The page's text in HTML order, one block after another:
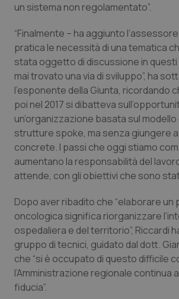
Valle D’Aosta
Veneto
Oncodermatologia
Oncoematologia
Oncologia & Nutrizione
Psoriasi & pelle
Quotidiano Cardiologia
Quotidiano Chirurgia
Quotidiano Oncologia
Quotidiano Pediatria
un sistema non regolamentato”.
“Finalmente – ha aggiunto
pratica le necessità di una tematica
stata oggetto di discussione in questi
mai trovato una via di sviluppo”, ha
l’esponente della Giunta, ricordando
poi nel 2017 si dibatteva
un’organizzazione basata sul
strutture spoke, ma senza giungere
concrete. I passi che oggi stiamo
aumentano la responsabilità del
attende, con gli obiettivi che sono
Dopo aver ribadito che “elaborare un
oncologica significa riorganizzare
ospedaliera e del territorio”, Riccardi
gruppo di tecnici, guidato dal dott.
che “si è occupato di questo difficile
l’Amministrazione regionale continua
fiducia”.